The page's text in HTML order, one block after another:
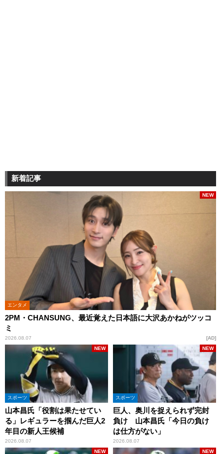
新着記事
エンタメ
2PM・CHANSUNG、最近覚えた日本語に大沢あかねがツッコ
ミ
2026.08.07
NEW
AD
スポーツ
山本昌氏「役割は果たせてい
る」レギュラーを掴んだ巨人2
年目の新人王候補
2026.08.07
NEW
スポーツ
巨人、奥川を捉えられず完封
負け 山本昌氏「今日の負け
は仕方がない」
2026.08.07
NEW
NEW NEW